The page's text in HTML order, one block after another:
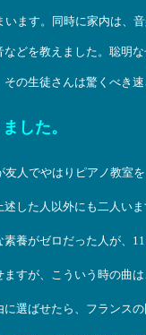
ます。同時に家内は、
などを教えました。聡明
の生徒さんは驚くべき
した。
人でやはりピアノ教室
した人以外にも二人い
養がゼロだった人が、
すが、こういう時の曲
選ばせたら、フランス